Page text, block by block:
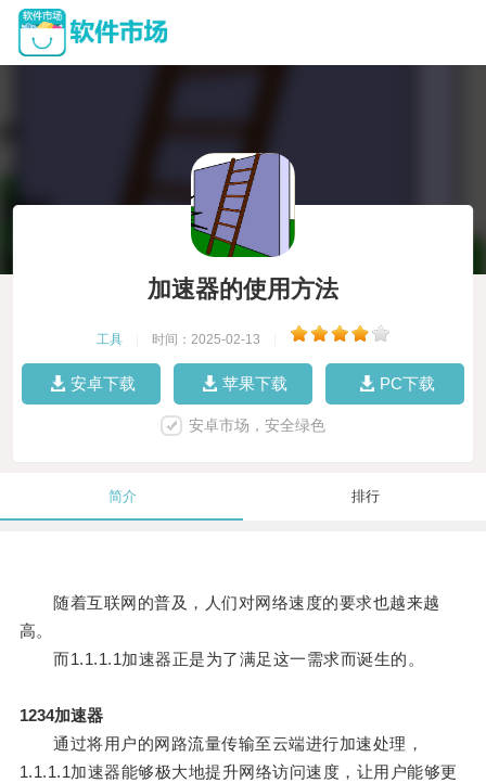
加速器的使用方法
工具 时间：2025-02-13
安卓下载 苹果下载 PC下载
安卓市场，安全绿色
简介 排行
随着互联网的普及，人们对网络速度的要求也越来越
高。
而1.1.1.1加速器正是为了满足这一需求而诞生的。
1234加速器
通过将用户的网路流量传输至云端进行加速处理，
1.1.1.1加速器能够极大地提升网络访问速度，让用户能够更